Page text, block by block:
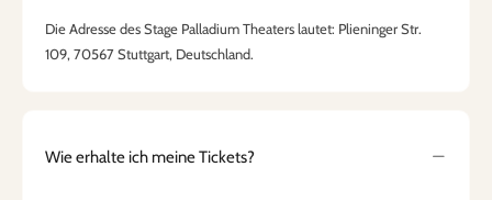
Die Adresse des Stage Palladium Theaters lautet: Plieninger Str.
109, 70567 Stuttgart, Deutschland.
Wie erhalte ich meine Tickets?